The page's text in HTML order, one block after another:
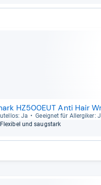
HZ500EUT Anti Hair
Ja Geeig­net für All­er­gi­ker:
Fle­xi­bel und saug­stark